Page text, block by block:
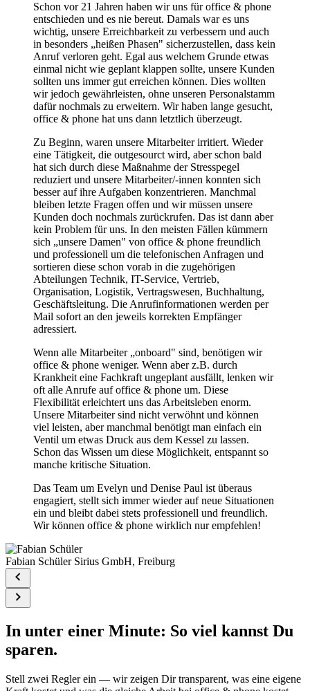
Schon vor 21 Jahren haben wir uns für office & phone
entschieden und es nie bereut. Damals war es uns
wichtig, unsere Erreichbarkeit zu verbessern und auch
in besonders „heißen Phasen" sicherzustellen, dass kein
Anruf verloren geht. Egal aus welchem Grunde etwas
einmal nicht wie geplant klappen sollte, unsere Kunden
sollten uns immer gut erreichen können. Dies wollten
wir jedoch gewährleisten, ohne unseren Personalstamm
dafür nochmals zu erweitern. Wir haben lange gesucht,
office & phone hat uns dann letztlich überzeugt.
Zu Beginn, waren unsere Mitarbeiter irritiert. Wieder
eine Tätigkeit, die outgesourct wird, aber schon bald
hat sich durch diese Maßnahme der Stresspegel
reduziert und unsere Mitarbeiter/-innen konnten sich
besser auf ihre Aufgaben konzentrieren. Manchmal
bleiben letzte Fragen offen und wir müssen unsere
Kunden doch nochmals zurückrufen. Das ist dann aber
kein Problem für uns. In den meisten Fällen kümmern
sich „unsere Damen" von office & phone freundlich
und professionell um die telefonischen Anfragen und
sortieren diese schon vorab in die zugehörigen
Abteilungen Technik, IT-Service, Vertrieb,
Organisation, Logistik, Vertragswesen, Buchhaltung,
Geschäftsleitung. Die Anrufinformationen werden per
Mail sofort an den jeweils korrekten Empfänger
adressiert.
Wenn alle Mitarbeiter „onboard" sind, benötigen wir
office & phone weniger. Wenn aber z.B. durch
Krankheit eine Fachkraft ungeplant ausfällt, lenken wir
oft alle Anrufe auf office & phone um. Diese
Flexibilität erleichtert uns das Arbeitsleben enorm.
Unsere Mitarbeiter sind nicht verwöhnt und können
viel leisten, aber manchmal benötigt man einfach ein
Ventil um etwas Druck aus dem Kessel zu lassen.
Schon das Wissen um diese Möglichkeit, entspannt so
manche kritische Situation.
Das Team um Evelyn und Denise Paul ist überaus
engagiert, stellt sich immer wieder auf neue Situationen
ein und bleibt dabei stets professionell und freundlich.
Wir können office & phone wirklich nur empfehlen!
Fabian Schüler Sirius GmbH, Freiburg
In unter einer Minute: So viel kannst Du
sparen.
Stell zwei Regler ein — wir zeigen Dir transparent, was eine eigene